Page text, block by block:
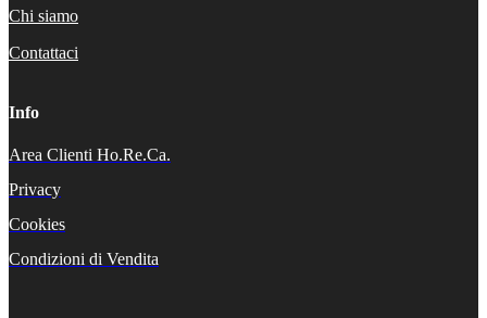
Chi siamo
Contattaci
Info
Area Clienti Ho.Re.Ca.
Privacy
Cookies
Condizioni di Vendita